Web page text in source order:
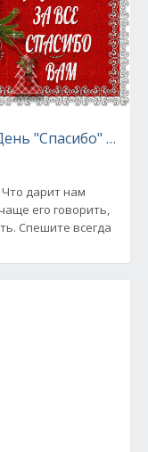
"Спасибо" -
Спешите всегда